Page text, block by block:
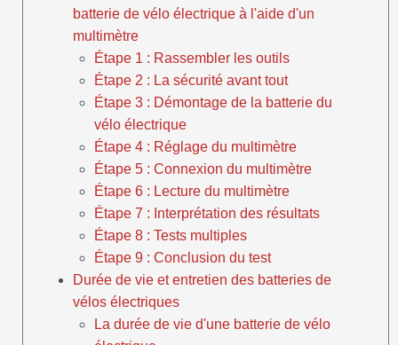
batterie de vélo électrique à l'aide d'un
multimètre
Étape 1 : Rassembler les outils
Étape 2 : La sécurité avant tout
Étape 3 : Démontage de la batterie du
vélo électrique
Étape 4 : Réglage du multimètre
Étape 5 : Connexion du multimètre
Étape 6 : Lecture du multimètre
Étape 7 : Interprétation des résultats
Étape 8 : Tests multiples
Étape 9 : Conclusion du test
Durée de vie et entretien des batteries de
vélos électriques
La durée de vie d'une batterie de vélo